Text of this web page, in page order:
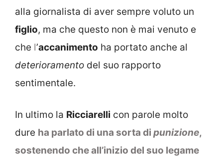
alla giornalista di aver sempre voluto un
figlio, ma che questo non è mai venuto e
che l’accanimento ha portato anche al
deterioramento del suo rapporto
sentimentale.
In ultimo la Ricciarelli con parole molto
dure ha parlato di una sorta di punizione,
sostenendo che all’inizio del suo legame